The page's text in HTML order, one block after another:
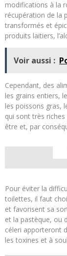
modifications à la
récupération de la
transformés et
produits laitiers,
Voir aussi :
Cependant, des
les grains entiers,
les poissons gras,
qui sont très
être et, par
Pour éviter la
toilettes, il faut
et favorisent sa
et la pastèque, ou
céleri apporteront
les toxines et à